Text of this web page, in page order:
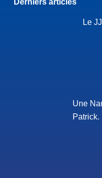
Derniers articles
Le
Une
Patrick.